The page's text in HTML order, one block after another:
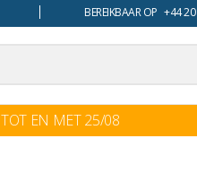
BEREIKBAAR OP +44
TOT EN MET 25/08